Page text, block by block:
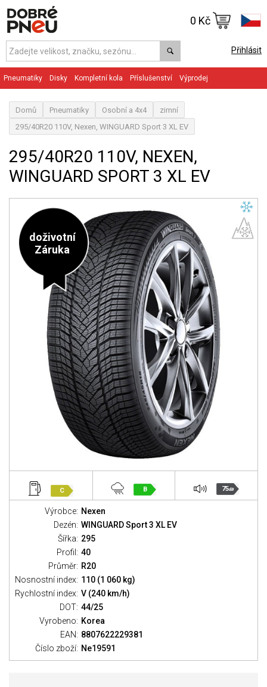
Přihlásit
0 Kč
Pneumatiky Disky Kompletní kola Příslušenství Výprodej
Domů Pneumatiky Osobní a 4x4
zimní
295/40R20 110V, Nexen, WINGUARD Sport 3 XL EV
295/40R20 110V, NEXEN,
WINGUARD SPORT 3 XL EV
doživotní
Záruka
C B 75dB
Výrobce: Nexen
Dezén: WINGUARD Sport 3 XL EV
Šířka: 295
Profil: 40
Průměr: R20
Nosnostní index: 110 (1 060 kg)
Rychlostní index: V (240 km/h)
DOT: 44/25
Vyrobeno: Korea
EAN: 8807622229381
Číslo zboží: Ne19591